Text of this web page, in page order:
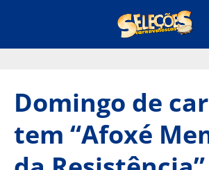
Domingo de
tem “Afoxé